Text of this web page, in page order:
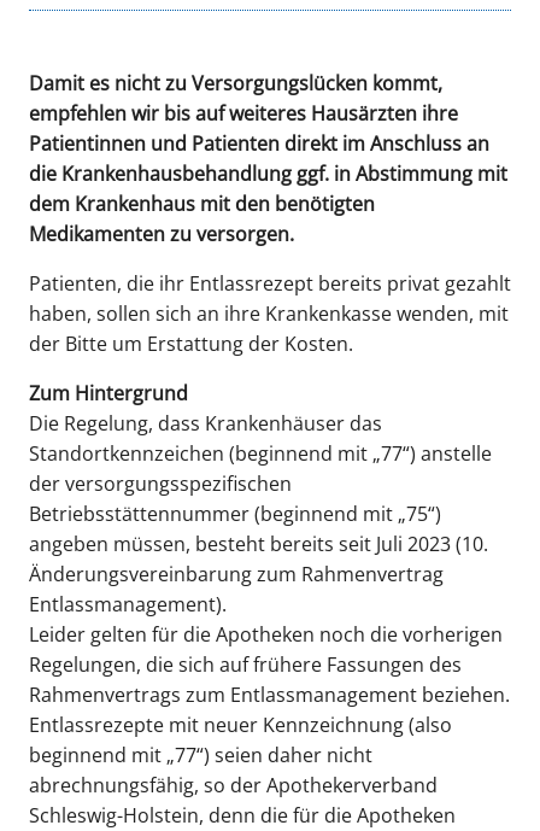
Damit es nicht zu Versorgungslücken kommt,
empfehlen wir bis auf weiteres Hausärzten ihre
Patientinnen und Patienten direkt im Anschluss an
die Krankenhausbehandlung ggf. in Abstimmung mit
dem Krankenhaus mit den benötigten
Medikamenten zu versorgen.
Patienten, die ihr Entlassrezept bereits privat gezahlt
haben, sollen sich an ihre Krankenkasse wenden, mit
der Bitte um Erstattung der Kosten.
Zum Hintergrund
Die Regelung, dass Krankenhäuser das
Standortkennzeichen (beginnend mit „77“) anstelle
der versorgungsspezifischen
Betriebsstättennummer (beginnend mit „75“)
angeben müssen, besteht bereits seit Juli 2023 (10.
Änderungsvereinbarung zum Rahmenvertrag
Entlassmanagement).
Leider gelten für die Apotheken noch die vorherigen
Regelungen, die sich auf frühere Fassungen des
Rahmenvertrags zum Entlassmanagement beziehen.
Entlassrezepte mit neuer Kennzeichnung (also
beginnend mit „77“) seien daher nicht
abrechnungsfähig, so der Apothekerverband
Schleswig-Holstein, denn die für die Apotheken